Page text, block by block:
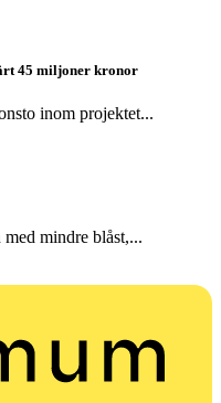
45 miljoner kronor
inom projektet...
mindre blåst,...